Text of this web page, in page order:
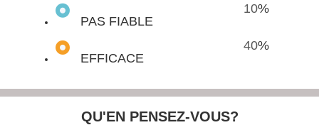
PAS FIABLE
10%
EFFICACE
40%
QU'EN PENSEZ-VOUS?